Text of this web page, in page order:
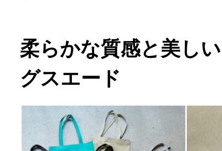
柔らかな質感と美し
グスエード